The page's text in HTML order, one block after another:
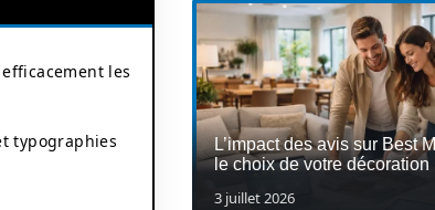
les
typographies
L’impact des avis sur Best
le choix de votre décoration
3 juillet 2026